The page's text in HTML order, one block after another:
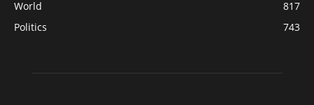
World
817
Politics
743